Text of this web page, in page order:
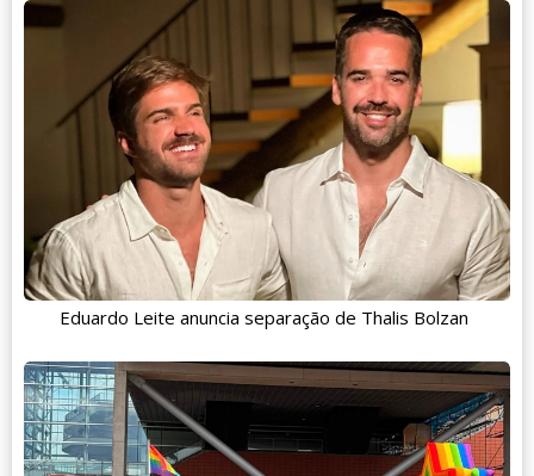
Eduardo Leite anuncia separação de Thalis Bolzan